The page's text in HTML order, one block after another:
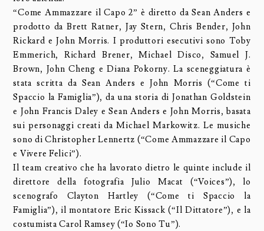
“Come Ammazzare il Capo 2” è diretto da Sean Anders e
prodotto da Brett Ratner, Jay Stern, Chris Bender, John
Rickard e John Morris. I produttori esecutivi sono Toby
Emmerich, Richard Brener, Michael Disco, Samuel J.
Brown, John Cheng e Diana Pokorny. La sceneggiatura è
stata scritta da Sean Anders e John Morris (“Come ti
Spaccio la Famiglia”), da una storia di Jonathan Goldstein
e John Francis Daley e Sean Anders e John Morris, basata
sui personaggi creati da Michael Markowitz. Le musiche
sono di Christopher Lennertz (“Come Ammazzare il Capo
e Vivere Felici”).
Il team creativo che ha lavorato dietro le quinte include il
direttore della fotografia Julio Macat (“Voices”), lo
scenografo Clayton Hartley (“Come ti Spaccio la
Famiglia”), il montatore Eric Kissack (“Il Dittatore”), e la
costumista Carol Ramsey (“Io Sono Tu”).